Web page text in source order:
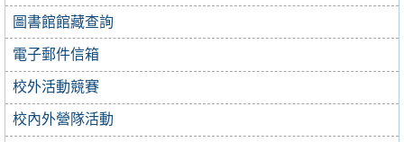
圖書館館藏查詢
電子郵件信箱
校外活動競賽
校內外營隊活動